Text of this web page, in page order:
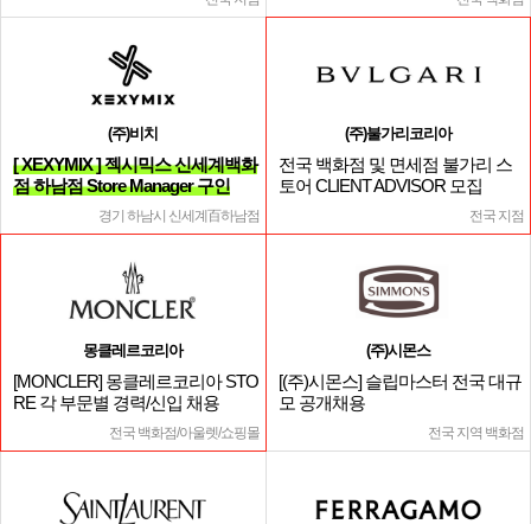
(주)비치
[ XEXYMIX ] 젝시믹스 신세계백화
점 하남점 Store Manager 구인
경기 하남시 신세계百하남점
(주)불가리코리아
전국 백화점 및 면세점 불가리 스
토어 CLIENT ADVISOR 모집
전국 지점
몽클레르코리아
[MONCLER] 몽클레르코리아 STO
RE 각 부문별 경력/신입 채용
전국 백화점/아울렛/쇼핑몰
(주)시몬스
[(주)시몬스] 슬립마스터 전국 대규
모 공개채용
전국 지역 백화점